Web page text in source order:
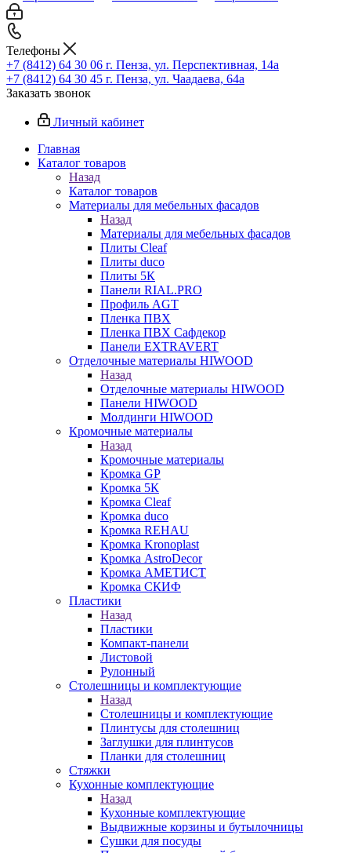
Телефоны
+7 (8412) 64 30 06 г. Пенза, ул. Перспективная, 14а
+7 (8412) 64 30 45 г. Пенза, ул. Чаадаева, 64а
Заказать звонок
Личный кабинет
Главная
Каталог товаров
Назад
Каталог товаров
Материалы для мебельных фасадов
Назад
Материалы для мебельных фасадов
Плиты Cleaf
Плиты duco
Плиты 5К
Панели RIAL.PRO
Профиль AGT
Пленка ПВХ
Пленка ПВХ Сафдекор
Панели EXTRAVERT
Отделочные материалы HIWOOD
Назад
Отделочные материалы HIWOOD
Панели HIWOOD
Молдинги HIWOOD
Кромочные материалы
Назад
Кромочные материалы
Кромка GP
Кромка 5К
Кромка Cleaf
Кромка duco
Кромка REHAU
Кромка Kronoplast
Кромка AstroDecor
Кромка АМЕТИСТ
Кромка СКИФ
Пластики
Назад
Пластики
Компакт-панели
Листовой
Рулонный
Столешницы и комплектующие
Назад
Столешницы и комплектующие
Плинтусы для столешниц
Заглушки для плинтусов
Планки для столешниц
Стяжки
Кухонные комплектующие
Назад
Кухонные комплектующие
Выдвижные корзины и бутылочницы
Сушки для посуды